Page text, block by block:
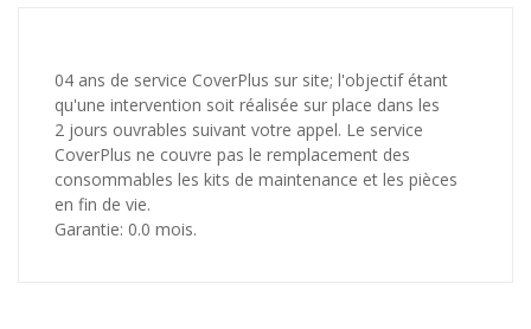
04 ans de service CoverPlus sur site; l'objectif étant
qu'une intervention soit réalisée sur place dans les
2 jours ouvrables suivant votre appel. Le service
CoverPlus ne couvre pas le remplacement des
consommables les kits de maintenance et les pièces
en fin de vie.
Garantie: 0.0 mois.